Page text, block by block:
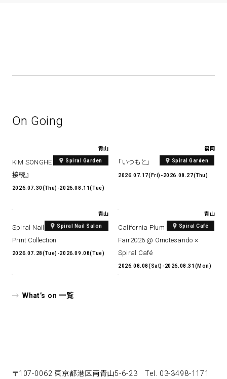
On Going
青山
Spiral Garden
KIM SONGHE EXHIBITION 『愛と
接続』
2026.07.30(Thu)-2026.08.11(Tue)
福岡
Spiral Garden
「いつもと」
2026.07.17(Fri)-2026.08.27(Thu)
青山
Spiral Nail Salon
Spiral Nail Salon Art #14 Spiral
Print Collection
2026.07.28(Tue)-2026.09.08(Tue)
青山
Spiral Café
California Plum & Nectarine
Fair2026 @ Omotesando ×
Spiral Café
2026.08.08(Sat)-2026.08.31(Mon)
What’s on 一覧
〒107-0062 東京都港区南青山5-6-23Tel. 03-3498-1171